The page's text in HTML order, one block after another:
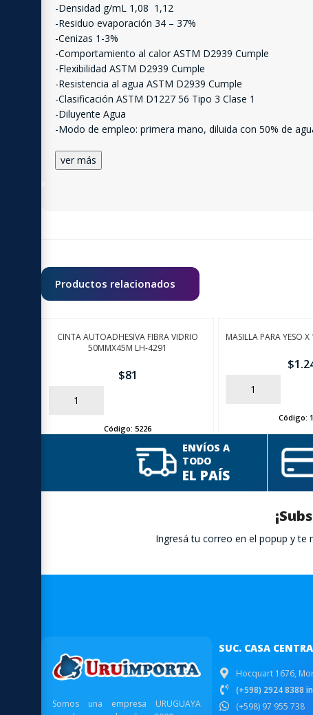
-Densidad g/mL 1,08  1,12
-Residuo evaporación 34 – 37%
-Cenizas 1-3%
-Comportamiento al calor ASTM D2939 Cumple
-Flexibilidad ASTM D2939 Cumple
-Resistencia al agua ASTM D2939 Cumple
-Clasificación ASTM D1227 56 Tipo 3 Clase 1
-Diluyente Agua
-Modo de empleo: primera mano, diluida con 50% de
ver más
Productos relacionados
CINTA AUTOADHESIVA FIBRA VIDRIO
50MMX45M LH-4291
$81
AÑADIR
Código:5226
MASILLA PARA YESO
$
AÑADIR
Código:
ENVÍOS A
TODO
EL PAÍS
Ingresá tu correo en el popup y
Somos una empresa URUGUAYA
SUC. CASA
Hocquart 1676,
(+598) 2924 8388
(+598) 97 955 738